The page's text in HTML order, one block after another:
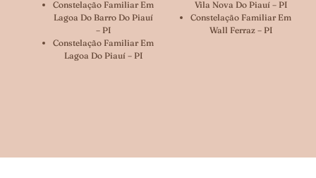
Constelação Familiar Em
Lagoa Do Barro Do Piauí
– PI
Constelação Familiar Em
Lagoa Do Piauí – PI
Vila Nova Do Piauí – PI
Constelação Familiar Em
Wall Ferraz – PI